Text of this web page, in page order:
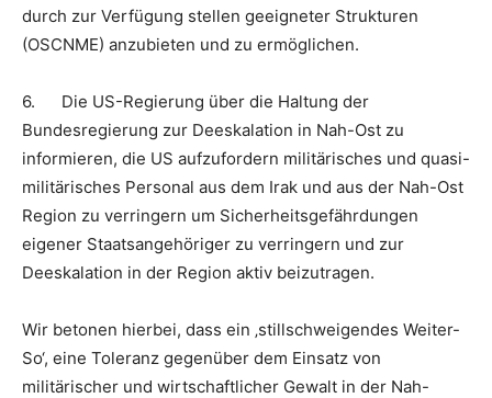
durch zur Verfügung stellen geeigneter Strukturen
(OSCNME) anzubieten und zu ermöglichen.
6. Die US-Regierung über die Haltung der
Bundesregierung zur Deeskalation in Nah-Ost zu
informieren, die US aufzufordern militärisches und quasi-
militärisches Personal aus dem Irak und aus der Nah-Ost
Region zu verringern um Sicherheitsgefährdungen
eigener Staatsangehöriger zu verringern und zur
Deeskalation in der Region aktiv beizutragen.
Wir betonen hierbei, dass ein ‚stillschweigendes Weiter-
So‘, eine Toleranz gegenüber dem Einsatz von
militärischer und wirtschaftlicher Gewalt in der Nah-